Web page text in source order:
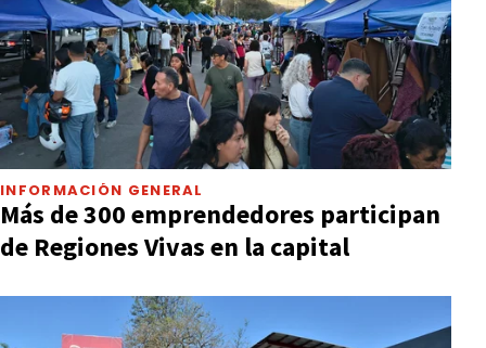
INFORMACIÓN GENERAL
Más de 300 emprendedores participan
de Regiones Vivas en la capital